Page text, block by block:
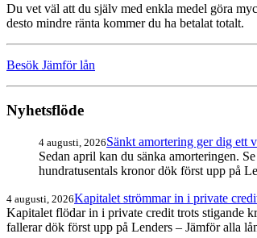
Du vet väl att du själv med enkla medel göra
desto mindre ränta kommer du ha betalat totalt.
Besök Jämför lån
Nyhetsflöde
4 augusti, 2026Sänkt amortering ger dig ett
Sedan april kan du sänka amorteringen.
hundratusentals kronor dök först upp på
4 augusti, 2026Kapitalet strömmar in i private
Kapitalet flödar in i private credit trots stigande
fallerar dök först upp på Lenders – Jämför alla